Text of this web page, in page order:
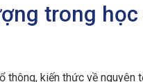
trong
thông, kiến thức về